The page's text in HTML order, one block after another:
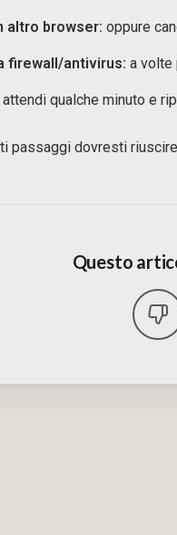
altro browser: oppure
firewall/antivirus: a volte
attendi qualche minuto e
passaggi dovresti
Questo